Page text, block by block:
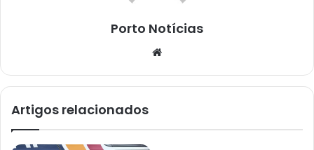
Porto Notícias
Artigos relacionados